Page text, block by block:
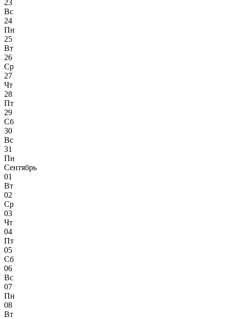
23
Вс
24
Пн
25
Вт
26
Ср
27
Чт
28
Пт
29
Сб
30
Вс
31
Пн
Сентябрь
01
Вт
02
Ср
03
Чт
04
Пт
05
Сб
06
Вс
07
Пн
08
Вт